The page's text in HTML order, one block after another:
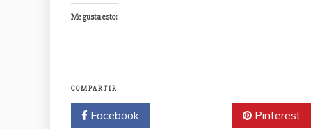
Me gusta esto:
COMPARTIR
Facebook Pinterest